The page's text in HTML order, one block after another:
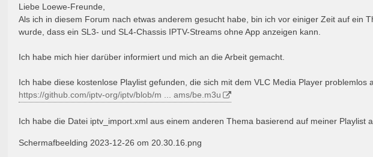
r
a
Liebe Loewe-Freunde,
Als ich in diesem Forum nach etwas anderem gesucht habe, bin ich vor einiger Zeit auf ein
wurde, dass ein SL3- und SL4-Chassis IPTV-Streams ohne App anzeigen kann.
Ich habe mich hier darüber informiert und mich an die Arbeit gemacht.
Ich habe diese kostenlose Playlist gefunden, die sich mit dem VLC Media Player problemlos
https://github.com/iptv-org/iptv/blob/m ... ams/be.m3u
Ich habe die Datei iptv_import.xml aus einem anderen Thema basierend auf meiner Playlist
Scherm­afbeelding 2023-12-26 om 20.30.16.png